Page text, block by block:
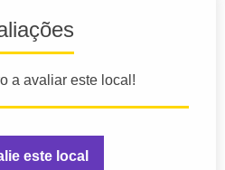
a avaliar este local!
este local